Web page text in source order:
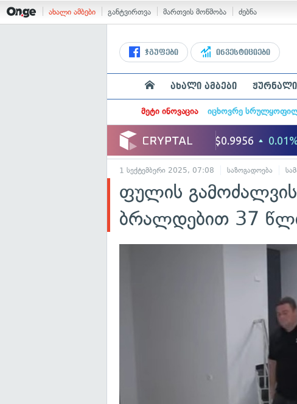
ახალი ამბები განტვირთვა მართვის მოწმობა ძებნა
ჯგუფები ინვესტიციები
ახალი ამბები ჟურნალი
მეტი ინოვაცია იცხოვრე
1 სექტემბერი 2025, 07:08 საზოგადოება
ფულის
ბრალდებით 37